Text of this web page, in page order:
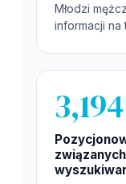
Młodzi
informacji na
3,194